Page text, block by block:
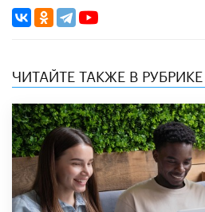
ЧИТАЙТЕ ТАКЖЕ В